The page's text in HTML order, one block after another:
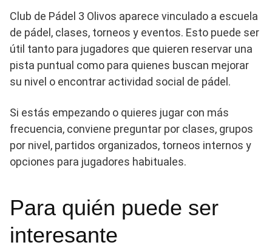
Club de Pádel 3 Olivos aparece vinculado a escuela
de pádel, clases, torneos y eventos. Esto puede ser
útil tanto para jugadores que quieren reservar una
pista puntual como para quienes buscan mejorar
su nivel o encontrar actividad social de pádel.
Si estás empezando o quieres jugar con más
frecuencia, conviene preguntar por clases, grupos
por nivel, partidos organizados, torneos internos y
opciones para jugadores habituales.
Para quién puede ser
interesante